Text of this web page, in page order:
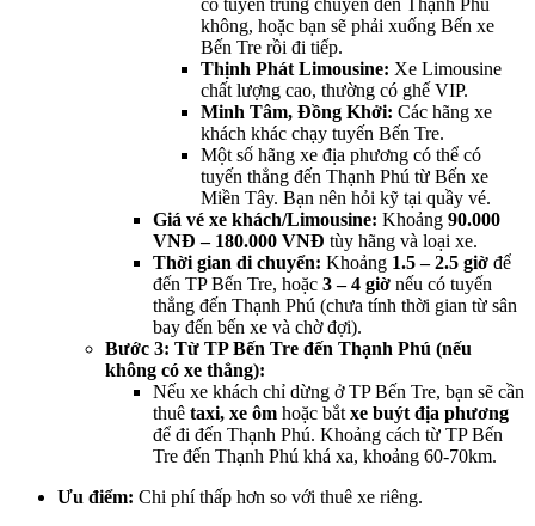
có tuyến trung chuyển đến Thạnh Phú
không, hoặc bạn sẽ phải xuống Bến xe
Bến Tre rồi đi tiếp.
Thịnh Phát Limousine: Xe Limousine
chất lượng cao, thường có ghế VIP.
Minh Tâm, Đồng Khởi: Các hãng xe
khách khác chạy tuyến Bến Tre.
Một số hãng xe địa phương có thể có
tuyến thẳng đến Thạnh Phú từ Bến xe
Miền Tây. Bạn nên hỏi kỹ tại quầy vé.
Giá vé xe khách/Limousine: Khoảng 90.000
VNĐ – 180.000 VNĐ tùy hãng và loại xe.
Thời gian di chuyển: Khoảng 1.5 – 2.5 giờ để
đến TP Bến Tre, hoặc 3 – 4 giờ nếu có tuyến
thẳng đến Thạnh Phú (chưa tính thời gian từ sân
bay đến bến xe và chờ đợi).
Bước 3: Từ TP Bến Tre đến Thạnh Phú (nếu
không có xe thẳng):
Nếu xe khách chỉ dừng ở TP Bến Tre, bạn sẽ cần
thuê taxi, xe ôm hoặc bắt xe buýt địa phương
để đi đến Thạnh Phú. Khoảng cách từ TP Bến
Tre đến Thạnh Phú khá xa, khoảng 60-70km.
Ưu điểm: Chi phí thấp hơn so với thuê xe riêng.